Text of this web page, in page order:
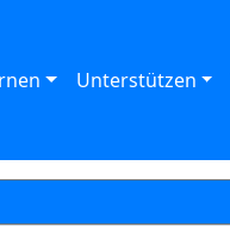
Unterstützen